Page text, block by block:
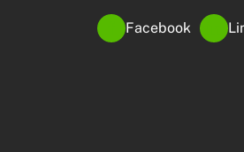
Facebook